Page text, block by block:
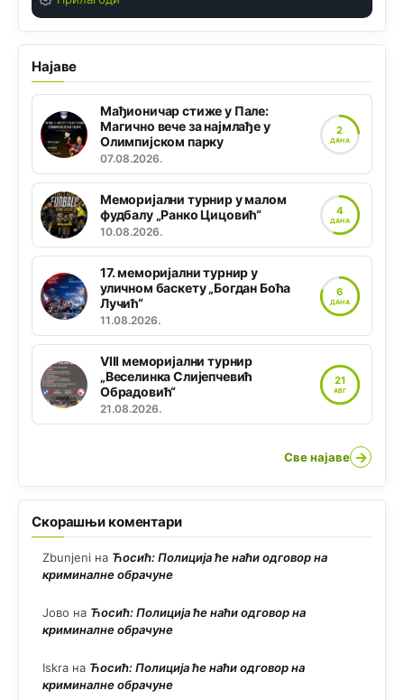
Најаве
Мађионичар стиже у Пале:
Магично вече за најмлађе у
Олимпијском парку
07.08.2026.
2
ДАНА
Меморијални турнир у малом
фудбалу „Ранко Цицовић“
10.08.2026.
4
ДАНА
17. меморијални турнир у
уличном баскету „Богдан Боћа
Лучић“
11.08.2026.
6
ДАНА
VIII меморијални турнир
„Веселинка Слијепчевић
Обрадовић“
21.08.2026.
21
АВГ
Све најаве →
Скорашњи коментари
Zbunjeni на Ћосић: Полиција ће наћи одговор на
криминалне обрачуне
Јово на Ћосић: Полиција ће наћи одговор на
криминалне обрачуне
Iskra на Ћосић: Полиција ће наћи одговор на
криминалне обрачуне